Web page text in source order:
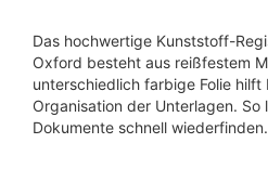
Das hochwertige Kunststoff-
Oxford besteht aus reißfestem
unterschiedlich farbige Folie
Organisation der Unterlagen. So
Dokumente schnell wiederfinden.